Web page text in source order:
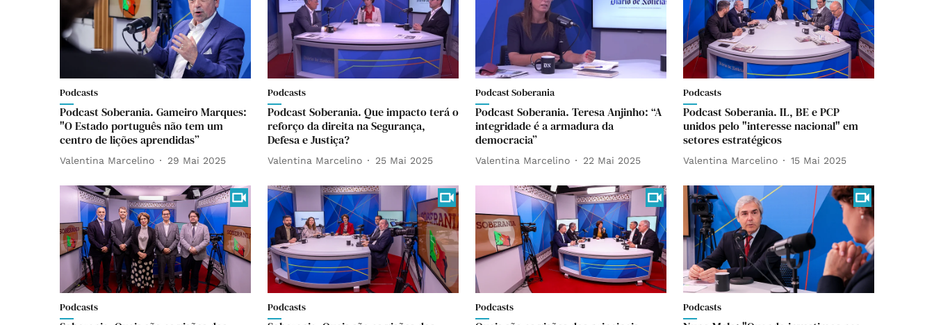
Podcasts
Podcast Soberania. Gameiro Marques:
"O Estado português não tem um
centro de lições aprendidas”
Valentina Marcelino 29 Mai 2025
Podcasts
Podcast Soberania. Que impacto terá o
reforço da direita na Segurança,
Defesa e Justiça?
Valentina Marcelino 25 Mai 2025
Podcast Soberania
Podcast Soberania. Teresa Anjinho: “A
integridade é a armadura da
democracia”
Valentina Marcelino 22 Mai 2025
Podcasts
Podcast Soberania. IL, BE e PCP
unidos pelo "interesse nacional" em
setores estratégicos
Valentina Marcelino 15 Mai 2025
Podcasts Podcasts Podcasts Podcasts